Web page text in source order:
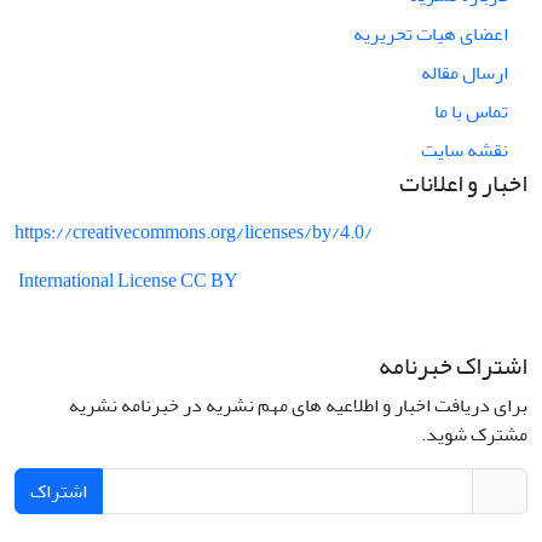
اعضای هیات تحریریه
ارسال مقاله
تماس با ما
نقشه سایت
اخبار و اعلانات
https://creativecommons.org/licenses/by/4.0/
International License CC BY
اشتراک خبرنامه
برای دریافت اخبار و اطلاعیه های مهم نشریه در خبرنامه نشریه
مشترک شوید.
اشتراک